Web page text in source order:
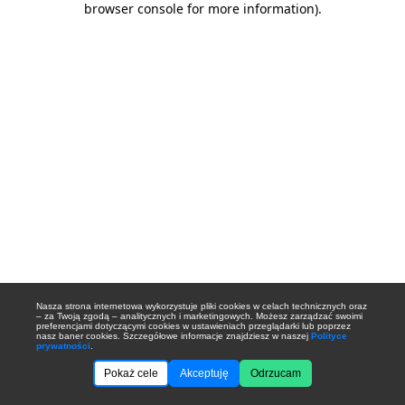
Nasza strona internetowa wykorzystuje pliki cookies w celach technicznych oraz
– za Twoją zgodą – analitycznych i marketingowych. Możesz zarządzać swoimi
preferencjami dotyczącymi cookies w ustawieniach przeglądarki lub poprzez
nasz baner cookies. Szczegółowe informacje znajdziesz w naszej Polityce
prywatności
Pokaż cele Akceptuję Odrzucam
browser console for more information).